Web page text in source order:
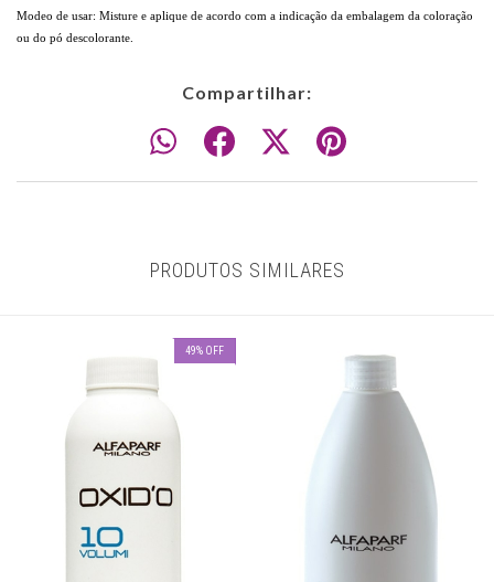
Modeo de usar: Misture e aplique de acordo com a indicação da embalagem da coloração
ou do pó descolorante.
Compartilhar:
PRODUTOS SIMILARES
49% OFF